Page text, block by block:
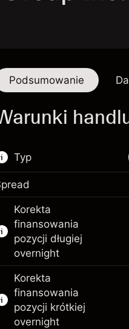
Podsumowanie
Typ
Ten instrument
handlu poprzez CFD i
Więcej informacji:
Kontrakty CFD
Opcje knock-out
Korekta
finansowania
pozycji długiej
overnight
Korekta
finansowania
pozycji krótkiej
overnight